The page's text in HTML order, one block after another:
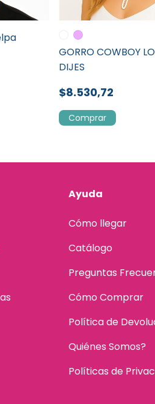
GORRO COWBOY
DIJES
$8.530,72
Comprar
Ayuda
Cómo llegar
Catálogo
Preguntas
Cómo Comprar
Política de
Quiénes Somos?
Políticas de